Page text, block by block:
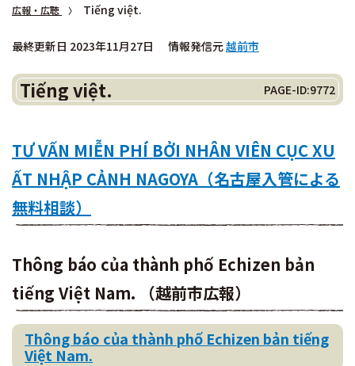
広報・広聴
Tiếng việt.
最終更新日 2023年11月27日 情報発信元越前市
Tiếng việt. PAGE-ID:9772
TƯ VẤN MIỄN PHÍ BỞI NHÂN VIÊN CỤC XU
ẤT NHẬP CẢNH NAGOYA（名古屋入管による
無料相談）
Thông báo của thành phố Echizen bản
tiếng Việt Nam. （越前市広報）
Thông báo của thành phố Echizen bản tiếng
Việt Nam.